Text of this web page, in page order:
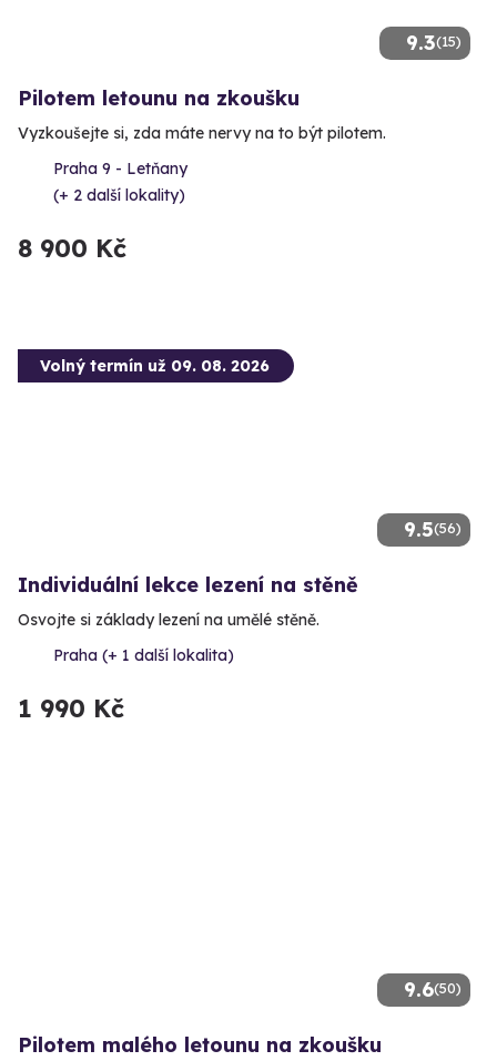
9.3(15)
Pilotem letounu na zkoušku
Vyzkoušejte si, zda máte nervy na to být pilotem.
Praha 9 - Letňany
(+ 2 další lokality)
8 900 Kč
9.5(56)
Volný termín už 09. 08. 2026
Individuální lekce lezení na stěně
Osvojte si základy lezení na umělé stěně.
Praha (+ 1 další lokalita)
1 990 Kč
9.6(50)
Pilotem malého letounu na zkoušku